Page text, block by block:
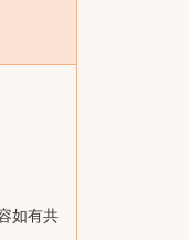
如有共